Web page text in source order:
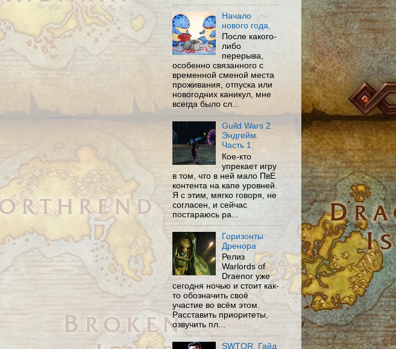
Начало
нового года.
После какого-
либо
перерыва,
особенно связанного с
временной сменой места
проживания, отпуска или
новогодних каникул, мне
всегда было сл...
Guild Wars 2.
Эндгейм.
Часть 1.
Кое-кто
упрекает игру
в том, что в ней мало ПвЕ
контента на капе уровней.
Я с этим, мягко говоря, не
согласен, и сейчас
постараюсь ра...
Горизонты
Дренора
Релиз
Warlords of
Draenor уже
сегодня ночью и стоит как-
то обозначить своё
участие во всём этом.
Расставить приоритеты,
озвучить пл...
SWTOR. Гайд